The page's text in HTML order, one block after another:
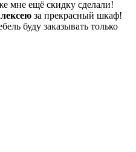
мне ещё скидку сделали!
за прекрасный шкаф!
буду заказывать только